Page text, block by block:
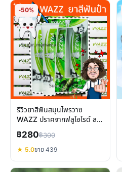
-50%
รีวิวยาสีฟันสมุนไพรวาซ
WAZZ ปราศจากฟลูโอไรด์ ลด
กลิ่นปาก เสียวฟัน
฿280฿300
★ 5.0ขาย 439